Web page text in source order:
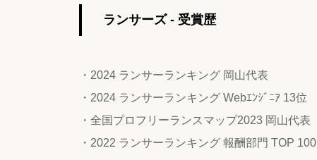
ランサーズ - 受賞歴
・2024 ランサーランキング 岡山代表
・2024 ランサーランキング Webｴﾝｼﾞﾆｱ 13位
・全国プロフリーランスマップ2023 岡山代表
・2022 ランサーランキング 報酬部門 TOP 100